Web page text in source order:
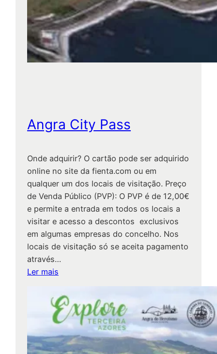
Angra City Pass
Onde adquirir? O cartão pode ser adquirido
online no site da fienta.com ou em
qualquer um dos locais de visitação. Preço
de Venda Público (PVP): O PVP é de 12,00€
e permite a entrada em todos os locais a
visitar e acesso a descontos exclusivos
em algumas empresas do concelho. Nos
locais de visitação só se aceita pagamento
através…
Ler mais
n
g
r
a